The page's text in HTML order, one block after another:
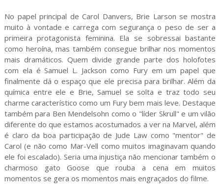
No papel principal de Carol Danvers, Brie Larson se mostra
muito à vontade e carrega com segurança o peso de ser a
primeira protagonista feminina. Ela se sobressai bastante
como heroína, mas também consegue brilhar nos momentos
mais dramáticos. Quem divide grande parte dos holofotes
com ela é Samuel L. Jackson como Fury em um papel que
finalmente dá o espaço que ele precisa para brilhar. Além da
química entre ele e Brie, Samuel se solta e traz todo seu
charme característico como um Fury bem mais leve. Destaque
também para Ben Mendelsohn como o "líder Skrull" e um vilão
diferente do que estamos acostumados a ver na Marvel, além
é claro da boa participação de Jude Law como "mentor" de
Carol (e não como Mar-Vell como muitos imaginavam quando
ele foi escalado). Seria uma injustiça não mencionar também o
charmoso gato Goose que rouba a cena em muitos
momentos se gera os momentos mais engraçados do filme.